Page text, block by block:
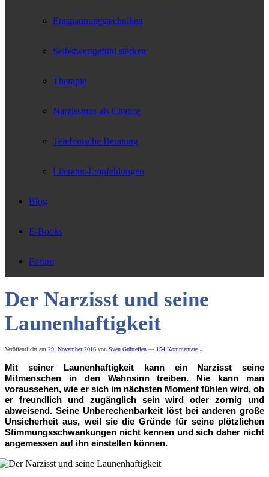
Entspannungstechniken
Selbstwertgefühl stärken
Therapie
Narzissmus als Chance
Telefonische Beratung
Literatur-Empfehlungen
Blog
E-Books
Forum
Der Narzisst und seine
Launenhaftigkeit
Veröffentlicht am 29. November 2016 von Sven Grüttefien — 154 Kommentare ↓
Mit seiner Launenhaftigkeit kann ein Narzisst seine
Mitmenschen in den Wahnsinn treiben. Nie kann man
voraussehen, wie er sich im nächsten Moment fühlen wird, ob
er freundlich und zugänglich sein wird oder zornig und
abweisend. Seine Unberechenbarkeit löst bei anderen große
Unsicherheit aus, weil sie die Gründe für seine plötzlichen
Stimmungsschwankungen nicht kennen und sich daher nicht
angemessen auf ihn einstellen können.